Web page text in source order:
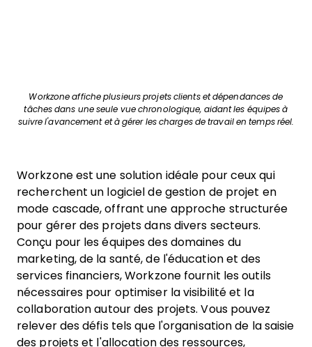
Workzone affiche plusieurs projets clients et dépendances de
tâches dans une seule vue chronologique, aidant les équipes à
suivre l'avancement et à gérer les charges de travail en temps réel.
Workzone est une solution idéale pour ceux qui
recherchent un logiciel de gestion de projet en
mode cascade, offrant une approche structurée
pour gérer des projets dans divers secteurs.
Conçu pour les équipes des domaines du
marketing, de la santé, de l'éducation et des
services financiers, Workzone fournit les outils
nécessaires pour optimiser la visibilité et la
collaboration autour des projets. Vous pouvez
relever des défis tels que l'organisation de la saisie
des projets et l'allocation des ressources,